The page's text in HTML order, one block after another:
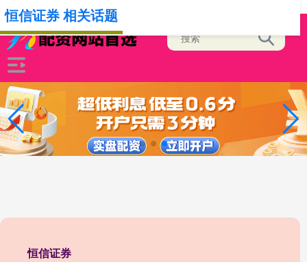
-->
恒信证券
恒信证券 相关话题